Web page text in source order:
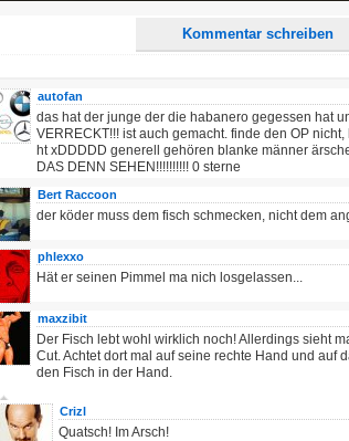
Kommentar schreiben
autofan
das hat der junge der die habanero gegessen hat
VERRECKT!!! ist auch gemacht. finde den OP
ht xDDDDD generell gehören blanke männer
DAS DENN SEHEN!!!!!!!!!! 0 sterne
Bert Raccoon
der köder muss dem fisch schmecken, nicht dem
phlexxo
Hät er seinen Pimmel ma nich losgelassen...
maxzibit
Der Fisch lebt wohl wirklich noch! Allerdings sieht
Cut. Achtet dort mal auf seine rechte Hand und auf
den Fisch in der Hand.
Crizl
Quatsch! Im Arsch!